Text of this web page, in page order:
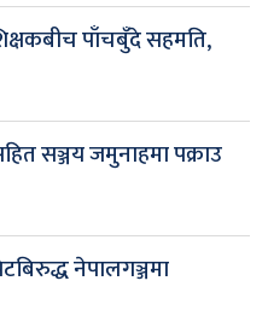
पाँचबुँदे सहमति,
सञ्जय जमुनाहमा पक्राउ
नेपालगञ्जमा